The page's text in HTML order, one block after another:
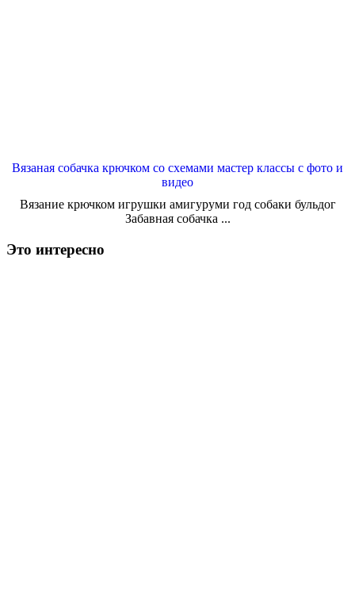
Вязаная собачка крючком со схемами мастер классы с фото и
видео
Вязание крючком игрушки амигуруми год собаки бульдог
Забавная собачка ...
Это интересно